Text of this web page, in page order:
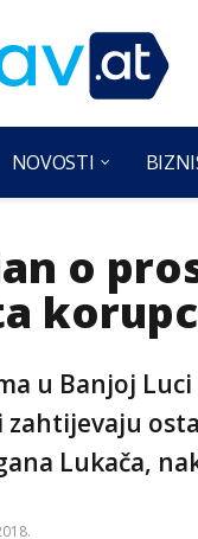
NOVOSTI
o
u Banjoj
zahtijevaju
Lukača,